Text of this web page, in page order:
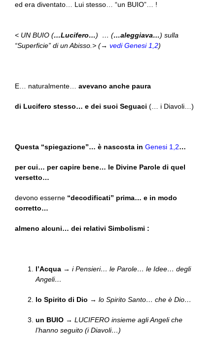
ed era diventato… Lui stesso… “un BUIO”… !
< UN BUIO (…Lucifero…) … (…aleggiava…) sulla
“Superficie” di un Abisso.> (→ vedi Genesi 1,2)
E… naturalmente… avevano anche paura
di Lucifero stesso… e dei suoi Seguaci (… i Diavoli…)
Questa “spiegazione”… è nascosta in Genesi 1,2…
per cui… per capire bene… le Divine Parole di quel
versetto…
devono esserne “decodificati” prima… e in modo
corretto…
almeno alcuni… dei relativi Simbolismi :
l’Acqua → i Pensieri… le Parole… le Idee… degli
Angeli…
lo Spirito di Dio → lo Spirito Santo… che è Dio…
un BUIO → LUCIFERO insieme agli Angeli che
l’hanno seguito (i Diavoli…)